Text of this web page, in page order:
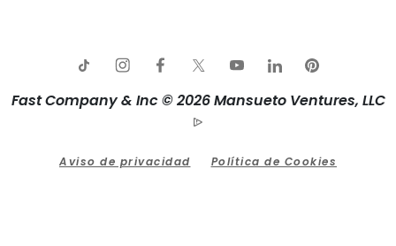
Fast Company & Inc © 2026 Mansueto Ventures, LLC
Aviso de privacidad Política de Cookies